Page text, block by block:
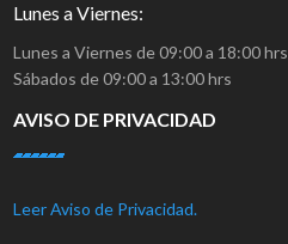
Lunes a Viernes:
Lunes a Viernes de 09:00 a 18:00 hrs
Sábados de 09:00 a 13:00 hrs
AVISO DE PRIVACIDAD
Leer Aviso de Privacidad.